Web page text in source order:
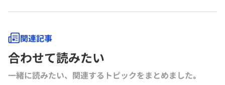
関連記事
合わせて読みたい
一緒に読みたい、関連するトピックをまとめました｡